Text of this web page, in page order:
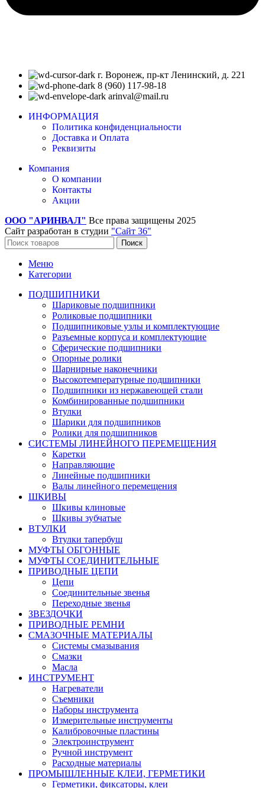
г. Воронеж, пр-кт Ленинский, д. 221
8 (960) 117-98-18
arinval@mail.ru
ИНФОРМАЦИЯ
Политика конфиденциальности
Доставка и Оплата
Реквизиты
Компания
О компании
Контакты
Акции
ООО "АРИНВАЛ" Все права защищены 2025
Сайт разработан в студии "Сайт 36"
Поиск
Меню
Категории
ПОДШИПНИКИ
Шариковые подшипники
Роликовые подшипники
Подшипниковые узлы и комплектующие
Разъемные корпуса и комплектующие
Сферические подшипники
Опорные ролики
Шарнирные наконечники
Высокотемпературные подшипники
Подшипники из нержавеющей стали
Комбинированные подшипники
Втулки
Шарики для подшипников
Ролики для подшипников
СИСТЕМЫ ЛИНЕЙНОГО ПЕРЕМЕЩЕНИЯ
Каретки
Направляющие
Линейные подшипники
Валы линейного перемещения
ШКИВЫ
Шкивы клиновые
Шкивы зубчатые
ВТУЛКИ
Втулки тапербуш
МУФТЫ ОБГОННЫЕ
МУФТЫ СОЕДИНИТЕЛЬНЫЕ
ПРИВОДНЫЕ ЦЕПИ
Цепи
Соединительные звенья
Переходные звенья
ЗВЕЗДОЧКИ
ПРИВОДНЫЕ РЕМНИ
СМАЗОЧНЫЕ МАТЕРИАЛЫ
Системы смазывания
Смазки
Масла
ИНСТРУМЕНТ
Нагреватели
Съемники
Наборы инструмента
Измерительные инструменты
Калибровочные пластины
Электроинструмент
Ручной инструмент
Расходные материалы
ПРОМЫШЛЕННЫЕ КЛЕИ, ГЕРМЕТИКИ
Герметики, фиксаторы, клеи